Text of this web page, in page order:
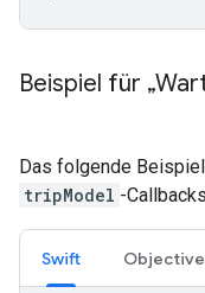
Beispiel für
Das folgende
tripModel -
Swift